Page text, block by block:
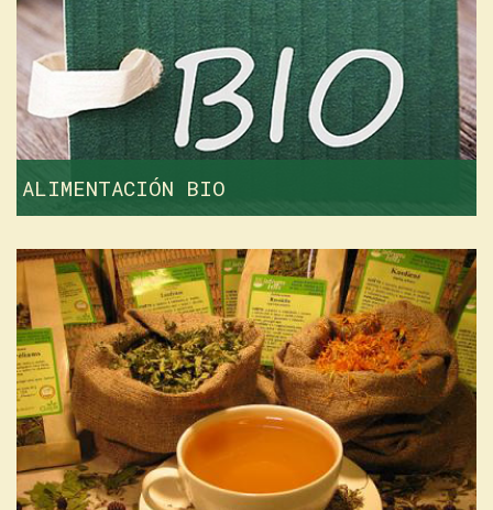
ALIMENTACIÓN BIO